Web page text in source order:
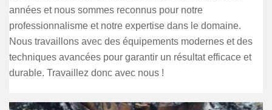
années et nous sommes reconnus pour notre
professionnalisme et notre expertise dans le domaine.
Nous travaillons avec des équipements modernes et des
techniques avancées pour garantir un résultat efficace et
durable. Travaillez donc avec nous !